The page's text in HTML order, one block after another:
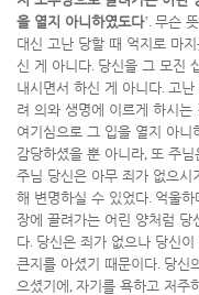
을 열지 아니하였도다’. 무슨
대신 고난 당할 때 억지로 마
신 게 아니다. 당신을 그 모진
내시면서 하신 게 아니다. 고난
려 의와 생명에 이르게 하시는
여기심으로 그 입을 열지 아니
감당하셨을 뿐 아니라, 또 주님
주님 당신은 아무 죄가 없으시
해 변명하실 수 있었다. 억울
장에 끌려가는 어린 양처럼
다. 당신은 죄가 없으나 당신
큰지를 아셨기 때문이다. 당신
으셨기에 , 자기를 욕하고 저주